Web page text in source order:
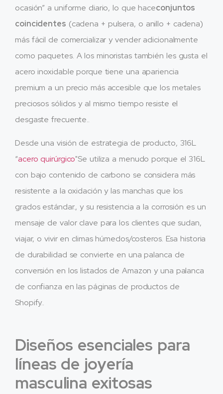
ocasión” a uniforme diario, lo que haceconjuntos
coincidentes (cadena + pulsera, o anillo + cadena)
más fácil de comercializar y vender adicionalmente
como paquetes. A los minoristas también les gusta el
acero inoxidable porque tiene una apariencia
premium a un precio más accesible que los metales
preciosos sólidos y al mismo tiempo resiste el
desgaste frecuente..
Desde una visión de estrategia de producto, 316L
“acero quirúrgico"Se utiliza a menudo porque el 316L
con bajo contenido de carbono se considera más
resistente a la oxidación y las manchas que los
grados estándar., y su resistencia a la corrosión es un
mensaje de valor clave para los clientes que sudan,
viajar, o vivir en climas húmedos/costeros. Esa historia
de durabilidad se convierte en una palanca de
conversión en los listados de Amazon y una palanca
de confianza en las páginas de productos de
Shopify..
Diseños esenciales para
líneas de joyería
masculina exitosas